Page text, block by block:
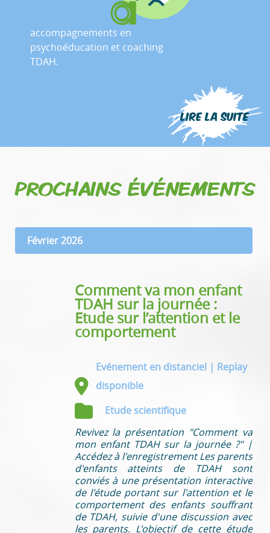
accompagnements en
psychoéducation et coaching
TDAH.
Lire la suite
PROCHAINS ÉVÉNEMENTS
Février 2026
Comment va mon enfant
TDAH sur la journée :
Etude sur l’attention et le
comportement
Evénement en distanciel | Replay
disponible
Etude scientifique
Revivez la présentation "Comment va
mon enfant TDAH sur la journée ?" |
Accédez à l'enregistrement Les parents
d'enfants atteints de TDAH sont
conviés à une présentation interactive
de l'étude portant sur l'attention et le
comportement des enfants souffrant
de TDAH, suivie d'une discussion avec
les parents. L'objectif de cette étude